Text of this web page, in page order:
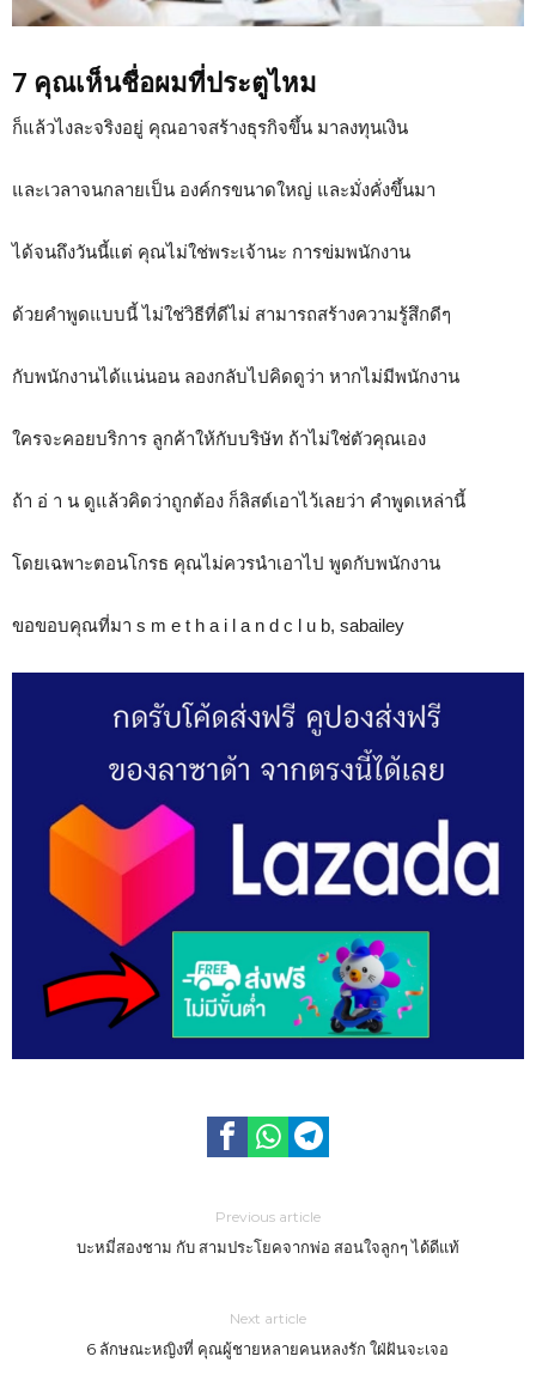
7 คุณเห็นชื่อผมที่ประตูไหม
ก็แล้วไงละจริงอยู่ คุณอาจสร้างธุรกิจขึ้น มาลงทุนเงิน
และเวลาจนกลายเป็น องค์กรขนาดใหญ่ และมั่งคั่งขึ้นมา
ได้จนถึงวันนี้แต่ คุณไม่ใช่พระเจ้านะ การข่มพนักงาน
ด้วยคำพูดแบบนี้ ไม่ใช่วิธีที่ดีไม่ สามารถสร้างความรู้สึกดีๆ
กับพนักงานได้แน่นอน ลองกลับไปคิดดูว่า หากไม่มีพนักงาน
ใครจะคอยบริการ ลูกค้าให้กับบริษัท ถ้าไม่ใช่ตัวคุณเอง
ถ้า อ่ า น ดูแล้วคิดว่าถูกต้อง ก็ลิสต์เอาไว้เลยว่า คำพูดเหล่านี้
โดยเฉพาะตอนโกรธ คุณไม่ควรนำเอาไป พูดกับพนักงาน
ขอขอบคุณที่มา s m e t h a i l a n d c l u b, sabailey
Previous article
บะหมี่สองชาม กับ สามประโยคจากพ่อ สอนใจลูกๆ ได้ดีแท้
Next article
6 ลักษณะหญิงที่ คุณผู้ชายหลายคนหลงรัก ใฝ่ฝันจะเจอ